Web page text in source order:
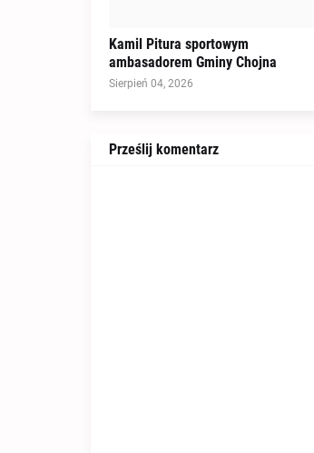
Kamil Pitura sportowym
ambasadorem Gminy Chojna
Sierpień 04, 2026
Prześlij komentarz